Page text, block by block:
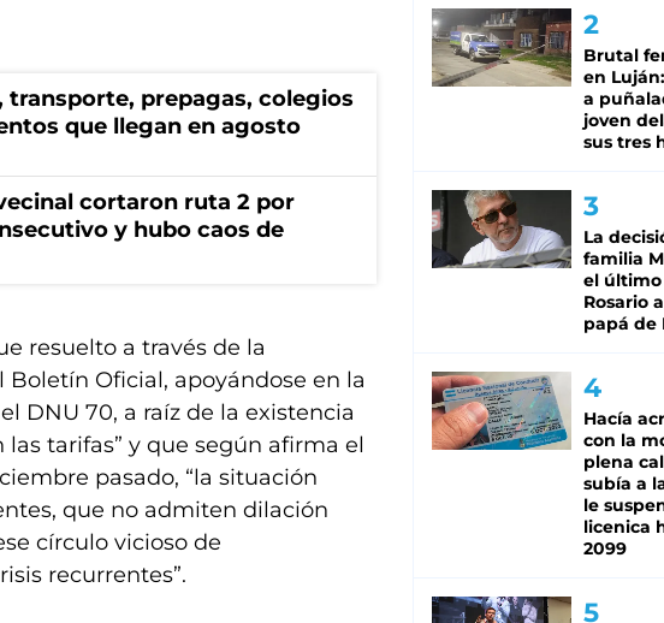
transporte, prepagas, colegios
que llegan en agosto
cortaron ruta 2 por
y hubo caos de
resuelto a través de la
Oficial, apoyándose en la
DNU 70, a raíz de la existencia
tarifas” y que según afirma el
pasado, “la situación
que no admiten dilación
círculo vicioso de
recurrentes”.
Brutal
en
a
joven
sus tres
La
familia
el último
Rosario
papá de
Hacía
con la
plena
subía a
le
licenica
2099